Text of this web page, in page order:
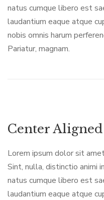
natus cumque libero est
laudantium eaque atque
nobis omnis harum
Pariatur, magnam.
Center Aligned
Lorem ipsum dolor sit
Sint, nulla, distinctio animi
natus cumque libero est
laudantium eaque atque